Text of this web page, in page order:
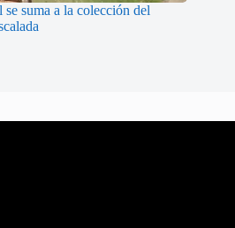
suma a la colección del